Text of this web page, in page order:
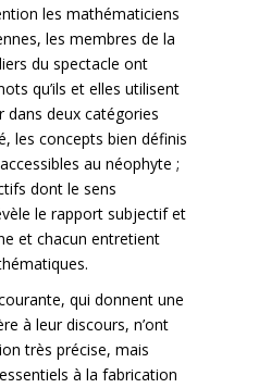
les mathématiciens
les membres de la
du spectacle ont
qu’ils et elles utilisent
dans deux catégories
les concepts bien définis
au néophyte ;
dont le sens
le rapport subjectif et
et chacun entretient
qui donnent une
à leur discours, n’ont
très précise, mais
à la fabrication